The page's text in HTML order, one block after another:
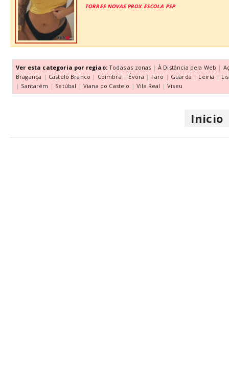
TORRES NOVAS PROX ESCOLA PSP
Ver esta categoria por regiao: Todas as zonas | À Distância pela Web |
Bragança | Castelo Branco | Coimbra | Évora | Faro | Guarda | Leiria |
| Santarém | Setúbal | Viana do Castelo | Vila Real | Viseu
Inicio